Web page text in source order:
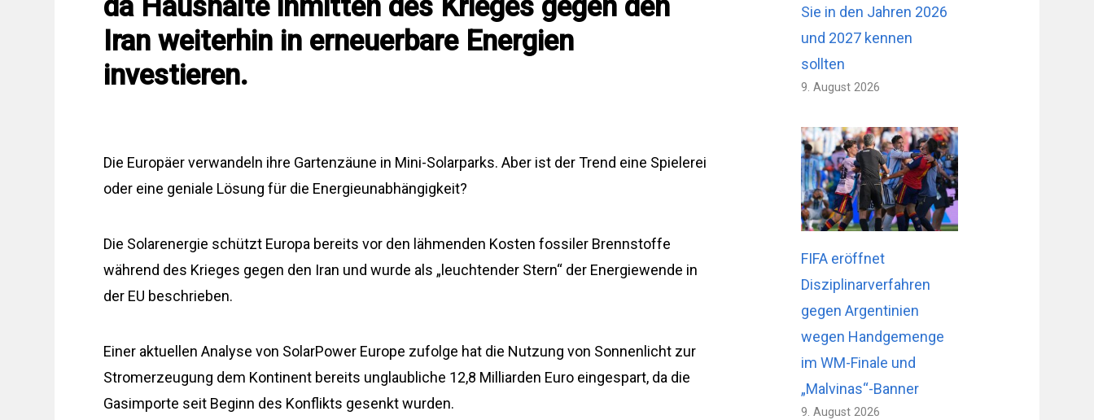
da Haushalte inmitten des Krieges gegen den
Iran weiterhin in erneuerbare Energien
investieren.
Die Europäer verwandeln ihre Gartenzäune in Mini-Solarparks. Aber ist der Trend eine Spielerei
oder eine geniale Lösung für die Energieunabhängigkeit?
Die Solarenergie schützt Europa bereits vor den lähmenden Kosten fossiler Brennstoffe
während des Krieges gegen den Iran und wurde als „leuchtender Stern“ der Energiewende in
der EU beschrieben.
Einer aktuellen Analyse von SolarPower Europe zufolge hat die Nutzung von Sonnenlicht zur
Stromerzeugung dem Kontinent bereits unglaubliche 12,8 Milliarden Euro eingespart, da die
Gasimporte seit Beginn des Konflikts gesenkt wurden.
Sie in den Jahren 2026
und 2027 kennen
sollten
9. August 2026
FIFA eröffnet
Disziplinarverfahren
gegen Argentinien
wegen Handgemenge
im WM-Finale und
„Malvinas“-Banner
9. August 2026